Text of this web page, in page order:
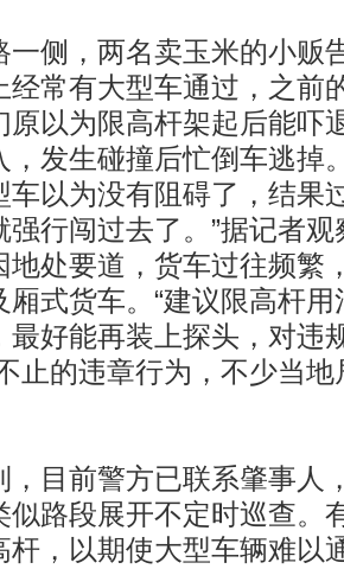
，两名卖玉米的小贩
经常有大型车通过，之前
原以为限高杆架起后能吓
，发生碰撞后忙倒车逃掉
车以为没有阻碍了，结果
强行闯过去了。”据记者
地处要道，货车过往频繁
厢式货车。“建议限高杆
最好能再装上探头，对违
止的违章行为，不少当
前警方已联系肇事人
似路段展开不定时巡查。
杆，以期使大型车辆难以